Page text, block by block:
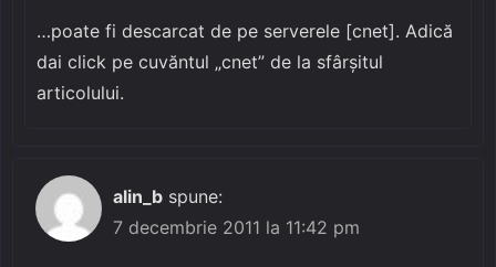
…poate fi descarcat de pe serverele [cnet]. Adică
dai click pe cuvăntul „cnet” de la sfârșitul
articolului.
alin_b spune:
7 decembrie 2011 la 11:42 pm